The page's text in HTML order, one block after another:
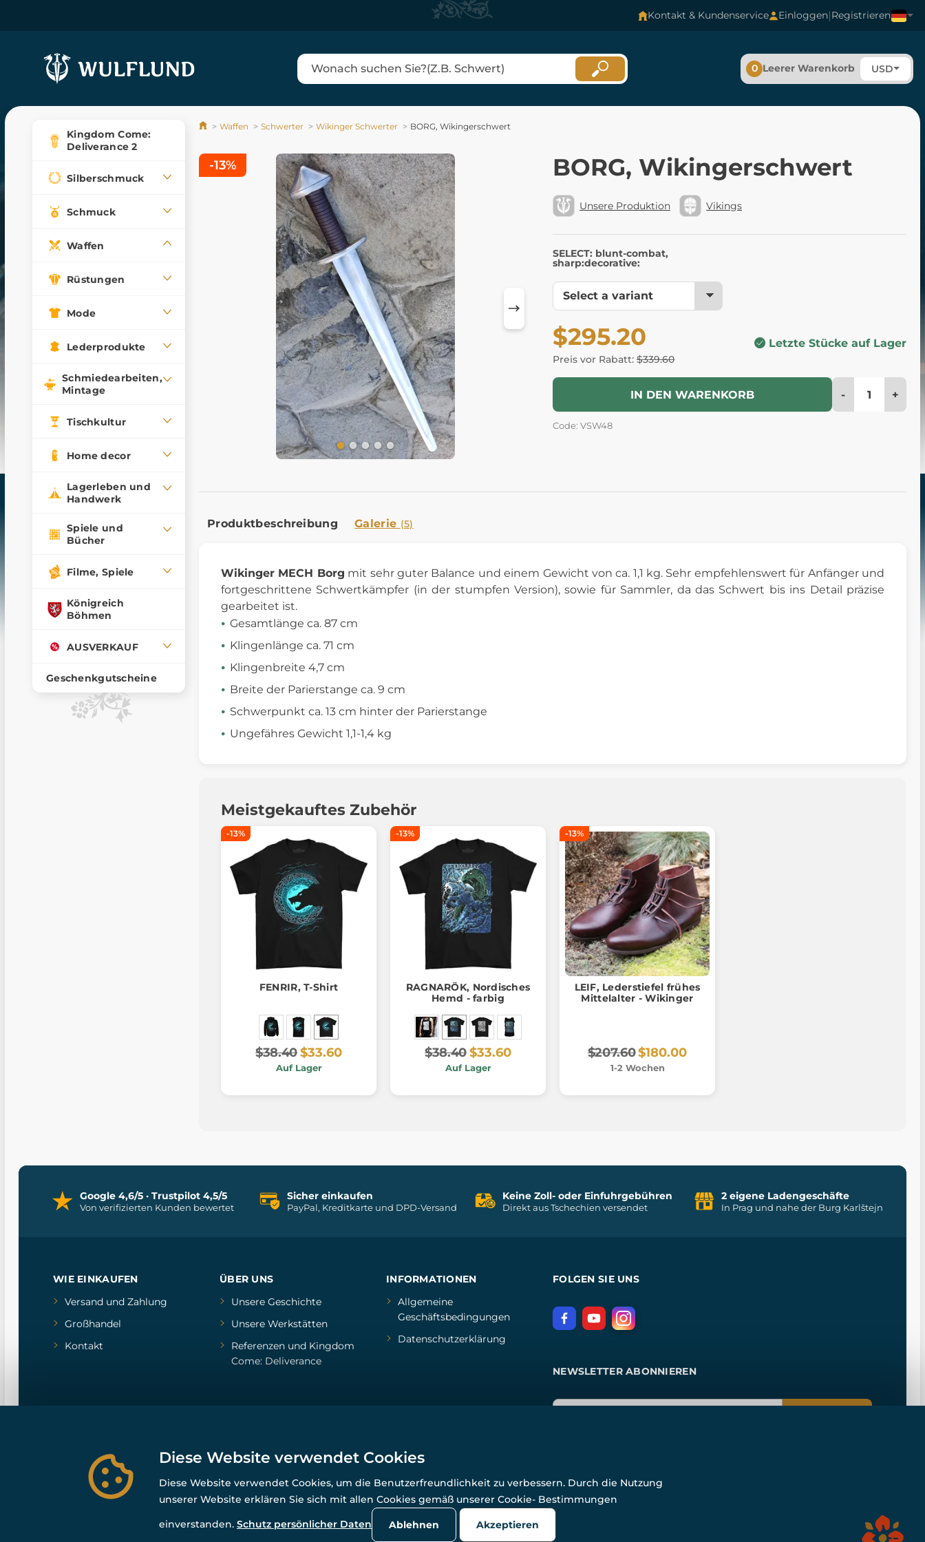
Kontakt & Kundenservice Einloggen|Registrieren
0 Leerer Warenkorb USD
Kingdom Come:
Deliverance 2
Silberschmuck
Schmuck
Waffen
Rüstungen
Mode
Lederprodukte
Schmiedearbeiten,
Mintage
Tischkultur
Home decor
Lagerleben und
Handwerk
Spiele und
Bücher
Filme, Spiele
Königreich
Böhmen
AUSVERKAUF
Geschenkgutscheine
Waffen Schwerter Wikinger Schwerter BORG, Wikingerschwert
BORG, Wikingerschwert
Unsere Produktion Vikings
SELECT: blunt-combat,
sharp:decorative:
$295.20
Preis vor Rabatt: $339.60
Letzte Stücke auf Lager
IN DEN WARENKORB - +
Code: VSW48
-13%
Produktbeschreibung Galerie (5)
Wikinger MECH Borg mit sehr guter Balance und einem Gewicht von ca. 1,1 kg. Sehr empfehlenswert für Anfänger und
fortgeschrittene Schwertkämpfer (in der stumpfen Version), sowie für Sammler, da das Schwert bis ins Detail präzise
gearbeitet ist.
Gesamtlänge ca. 87 cm
Klingenlänge ca. 71 cm
Klingenbreite 4,7 cm
Breite der Parierstange ca. 9 cm
Schwerpunkt ca. 13 cm hinter der Parierstange
Ungefähres Gewicht 1,1-1,4 kg
Meistgekauftes Zubehör
-13%
FENRIR, T-Shirt
$38.40$33.60
Auf Lager
-13%
RAGNARÖK, Nordisches
Hemd - farbig
$38.40$33.60
Auf Lager
-13%
LEIF, Lederstiefel frühes
Mittelalter - Wikinger
$207.60$180.00
1-2 Wochen
Google 4,6/5 · Trustpilot 4,5/5
Von verifizierten Kunden bewertet
Sicher einkaufen
PayPal, Kreditkarte und DPD-Versand
Keine Zoll- oder Einfuhrgebühren
Direkt aus Tschechien versendet
2 eigene Ladengeschäfte
In Prag und nahe der Burg Karlštejn
WIE EINKAUFEN
Versand und Zahlung
Großhandel
Kontakt
ÜBER UNS
Unsere Geschichte
Unsere Werkstätten
Referenzenund Kingdom
Come: Deliverance
INFORMATIONEN
Allgemeine
Geschäftsbedingungen
Datenschutzerklärung
FOLGEN SIE UNS
NEWSLETTER ABONNIEREN
© Alle Rechte vorbehalten. www.wulflund.de 2007-2026.
Powered by
Simplia.cz , protected by reCAPTCHA.
Diese Website verwendet Cookies
Diese Website verwendet Cookies, um die Benutzerfreundlichkeit zu verbessern. Durch die Nutzung
unserer Website erklären Sie sich mit allen Cookies gemäß unserer Cookie- Bestimmungen
einverstanden. Schutz persönlicher Daten Ablehnen Akzeptieren